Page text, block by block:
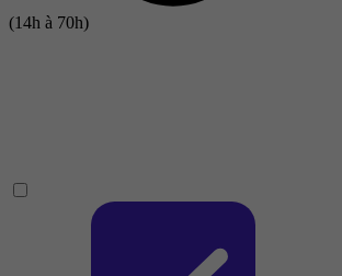
(14h à 70h)